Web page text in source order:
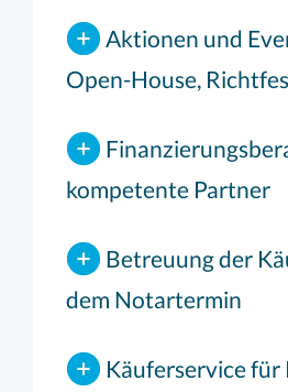
Aktionen und
Open-House,
kompetente Partner
Betreuung der
dem Notartermin
Käuferservice